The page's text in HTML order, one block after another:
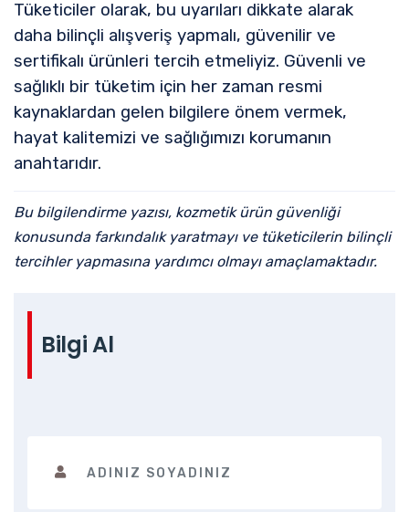
Tüketiciler olarak, bu uyarıları dikkate alarak
daha bilinçli alışveriş yapmalı, güvenilir ve
sertifikalı ürünleri tercih etmeliyiz. Güvenli ve
sağlıklı bir tüketim için her zaman resmi
kaynaklardan gelen bilgilere önem vermek,
hayat kalitemizi ve sağlığımızı korumanın
anahtarıdır.
Bu bilgilendirme yazısı, kozmetik ürün güvenliği
konusunda farkındalık yaratmayı ve tüketicilerin bilinçli
tercihler yapmasına yardımcı olmayı amaçlamaktadır.
Bilgi Al